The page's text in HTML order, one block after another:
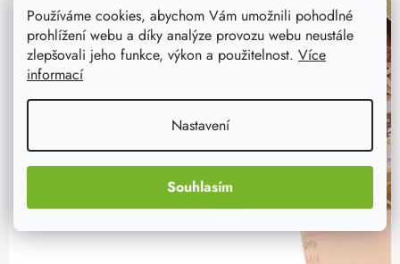
Používáme cookies, abychom Vám umožnili pohodlné
prohlížení webu a díky analýze provozu webu neustále
zlepšovali jeho funkce, výkon a použitelnost. Více
informací
Nastavení
Souhlasím